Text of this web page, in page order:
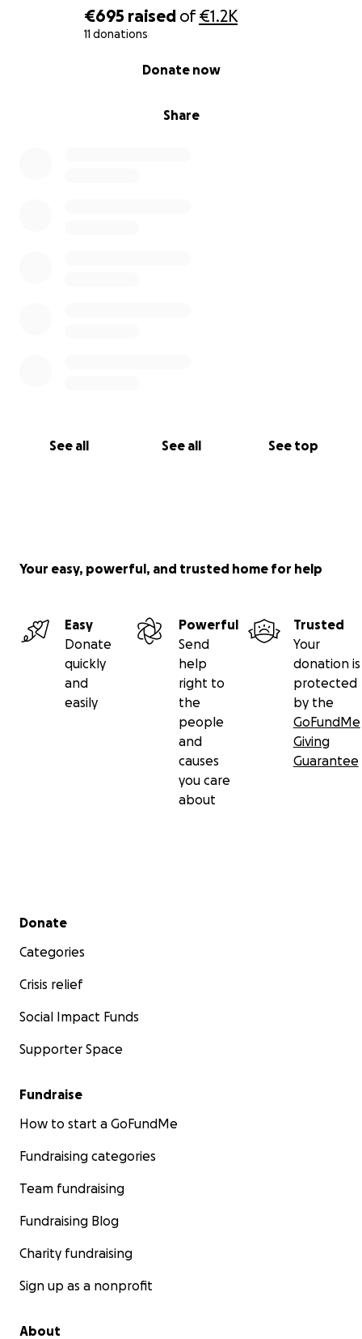
€695 raised of€1.2K
11 donations
Share
Donate now
See all See all See top
Your easy, powerful, and trusted home for help
Easy
Donate
quickly
and
easily
Powerful
Send
help
right to
the
people
and
causes
you care
about
Trusted
Your
donation is
protected
by the
GoFundMe
Giving
Guarantee
Secondary menu
Donate
Categories
Crisis relief
Social Impact Funds
Supporter Space
Fundraise
How to start a GoFundMe
Fundraising categories
Team fundraising
Fundraising Blog
Charity fundraising
Sign up as a nonprofit
About